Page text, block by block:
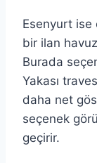
Esenyurt ise
bir ilan
Burada
Yakası
daha net
seçenek
geçirir.